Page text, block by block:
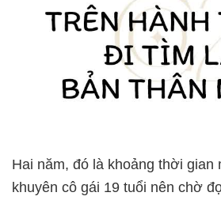
Hai năm, đó là khoảng thời gian
khuyên cô gái 19 tuổi nên chờ